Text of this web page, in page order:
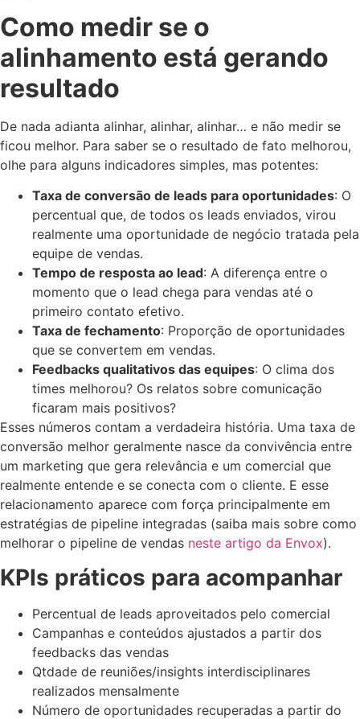
Como medir se o
alinhamento está gerando
resultado
De nada adianta alinhar, alinhar, alinhar… e não medir se
ficou melhor. Para saber se o resultado de fato melhorou,
olhe para alguns indicadores simples, mas potentes:
Taxa de conversão de leads para oportunidades: O
percentual que, de todos os leads enviados, virou
realmente uma oportunidade de negócio tratada pela
equipe de vendas.
Tempo de resposta ao lead: A diferença entre o
momento que o lead chega para vendas até o
primeiro contato efetivo.
Taxa de fechamento: Proporção de oportunidades
que se convertem em vendas.
Feedbacks qualitativos das equipes: O clima dos
times melhorou? Os relatos sobre comunicação
ficaram mais positivos?
Esses números contam a verdadeira história. Uma taxa de
conversão melhor geralmente nasce da convivência entre
um marketing que gera relevância e um comercial que
realmente entende e se conecta com o cliente. E esse
relacionamento aparece com força principalmente em
estratégias de pipeline integradas (saiba mais sobre como
melhorar o pipeline de vendas neste artigo da Envox).
KPIs práticos para acompanhar
Percentual de leads aproveitados pelo comercial
Campanhas e conteúdos ajustados a partir dos
feedbacks das vendas
Qtdade de reuniões/insights interdisciplinares
realizados mensalmente
Número de oportunidades recuperadas a partir do